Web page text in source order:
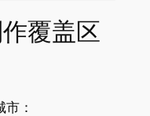
覆盖区
：